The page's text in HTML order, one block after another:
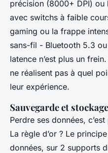
précision (8000+ DPI) ou
avec switchs à faible
gaming ou la frappe
sans-fil - Bluetooth 5.3
latence n’est plus un
ne réalisent pas à quel
leur expérience.
Sauvegarde et
Perdre ses données,
La règle d’or ? Le principe
données, sur 2 supports